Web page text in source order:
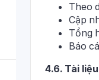
Theo
Cập
Tổng
Báo
4.6. Tài